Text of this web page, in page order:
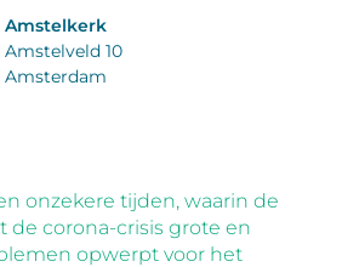
Amstelkerk
Amstelveld 10
Amsterdam
onzekere tijden, waarin de
de corona-crisis grote en
opwerpt voor het